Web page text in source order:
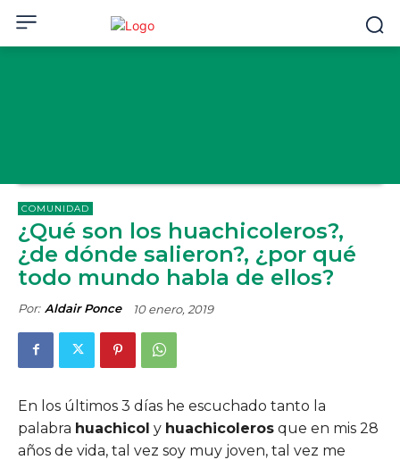
COMUNIDAD
¿Qué son los huachicoleros?,
¿de dónde salieron?, ¿por qué
todo mundo habla de ellos?
Por: Aldair Ponce 10 enero, 2019
En los últimos 3 días he escuchado tanto la
palabra huachicol y huachicoleros que en mis 28
años de vida, tal vez soy muy joven, tal vez me